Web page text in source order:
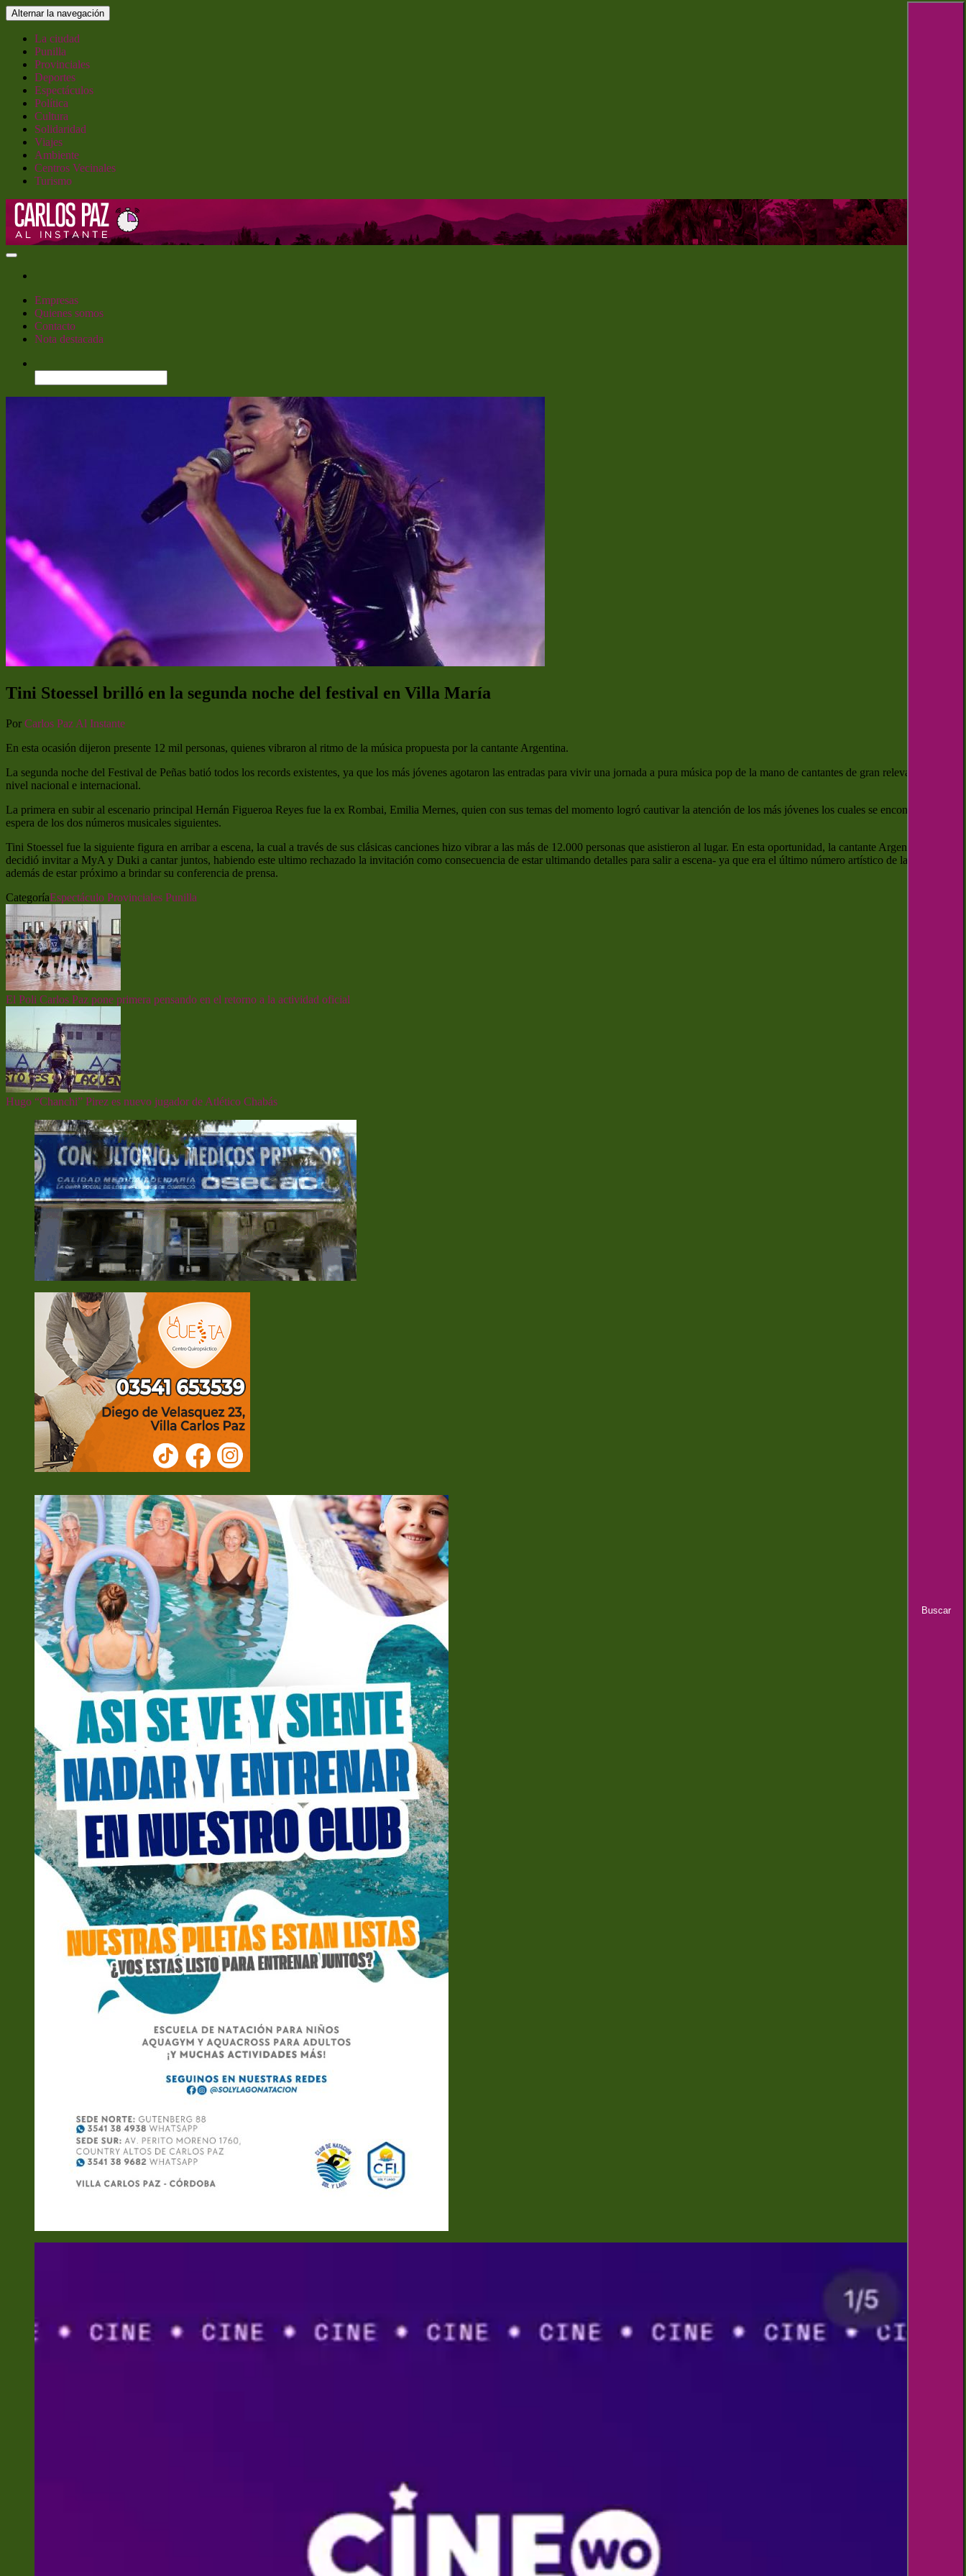
Saltar
al
contenido
Alternar la navegación
La ciudad
Punilla
Provinciales
Deportes
Espectáculos
Política
Cultura
Solidaridad
Viajes
Ambiente
Centros Vecinales
Turismo
Empresas
Quienes somos
Contacto
Nota destacada
Tini Stoessel brilló en la segunda noche del festival en Villa María
Por Carlos Paz Al Instante
En esta ocasión dijeron presente 12 mil personas, quienes vibraron al ritmo de la música propuesta por la cantante Argentina.
La segunda noche del Festival de Peñas batió todos los records existentes, ya que los más jóvenes agotaron las entradas para vivir una jornada a pura música pop de la mano de cantantes de gran relevancia a
nivel nacional e internacional.
La primera en subir al escenario principal Hernán Figueroa Reyes fue la ex Rombai, Emilia Mernes, quien con sus temas del momento logró cautivar la atención de los más jóvenes los cuales se encontraban a la
espera de los dos números musicales siguientes.
Tini Stoessel fue la siguiente figura en arribar a escena, la cual a través de sus clásicas canciones hizo vibrar a las más de 12.000 personas que asistieron al lugar. En esta oportunidad, la cantante Argentina,
decidió invitar a MyA y Duki a cantar juntos, habiendo este ultimo rechazado la invitación como consecuencia de estar ultimando detalles para salir a escena- ya que era el último número artístico de la noche- ,
además de estar próximo a brindar su conferencia de prensa.
CategoríaEspectáculo Provinciales Punilla
El Poli Carlos Paz pone primera pensando en el retorno a la actividad oficial
Hugo “Chanchi” Pirez es nuevo jugador de Atlético Chabás